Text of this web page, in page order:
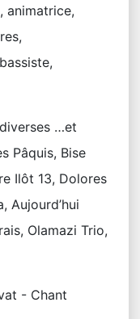
animatrice,
…et
Pâquis, Bise
Ilôt 13, Dolores
Aujourd’hui
Olamazi Trio,
- Chant